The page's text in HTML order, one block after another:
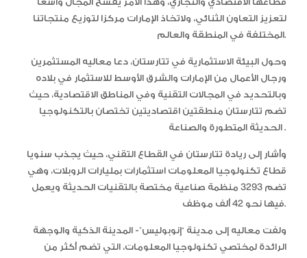
قطاعها الاقتصادي والتجاري، وهذا الأمر يفسح المجال واسعا
لتعزيز التعاون الثنائي، ولاتخاذ الإمارات مركزا لتوزيع منتجاتنا
المختلفة في المنطقة والعالم.
وحول البيئة الاستثمارية في تتارستان، دعا معاليه المستثمرين
ورجال الأعمال من الإمارات والشرق الأوسط للاستثمار في بلاده
وبالتحديد في المجالات التقنية وفي المناطق الاقتصادية، حيث
تضم تتارستان منطقتين اقتصاديتين تختصان بالتكنولوجيا
الحديثة المتطورة والصناعة .
وأشار إلى ريادة تتارستان في القطاع التقني، حيث يجذب سنويا
قطاع تكنولوجيا المعلومات استثمارات بمليارات الروبلات، وهي
تضم 3293 منظمة صناعية مختصة بالتقنيات الحديثة ويعمل
فيها نحو 42 ألف موظف.
ولفت معاليه إلى مدينة “إنوبوليس”- المدينة الذكية والوجهة
الرائدة لمختصي تكنولوجيا المعلومات، التي تضم أكثر من